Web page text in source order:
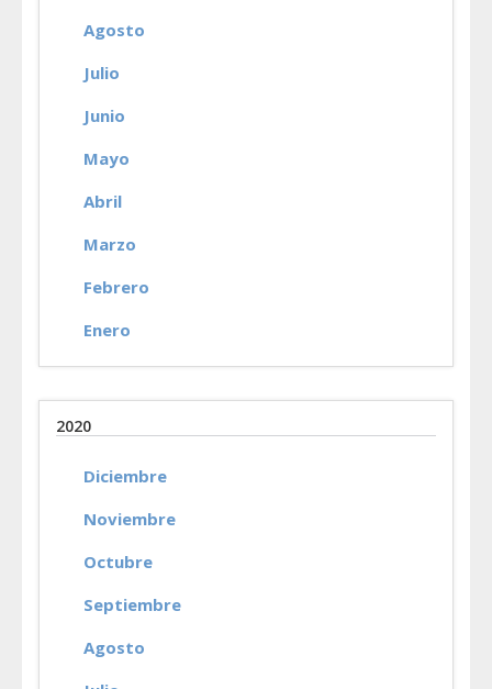
Agosto
Julio
Junio
Mayo
Abril
Marzo
Febrero
Enero
2020
Diciembre
Noviembre
Octubre
Septiembre
Agosto